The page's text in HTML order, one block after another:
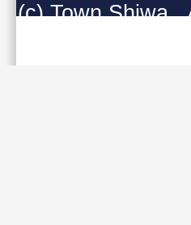
(c) Town Shiwa